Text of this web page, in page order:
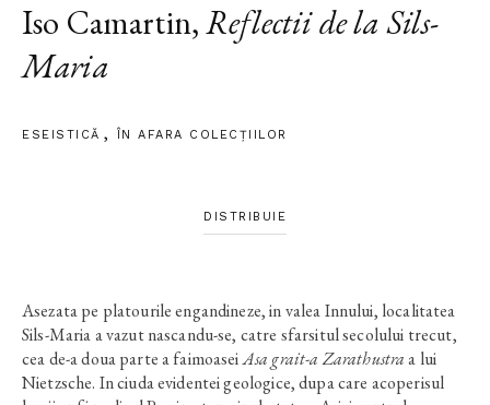
Iso Camartin,Reflectii de la Sils-
Maria
ESEISTICĂ ÎN AFARA COLECŢIILOR
DISTRIBUIE
Asezata pe platourile engandineze, in valea Innului, localitatea
Sils-Maria a vazut nascandu-se, catre sfarsitul secolului trecut,
cea de-a doua parte a faimoaseiAsa grait-a Zarathustraa lui
Nietzsche. In ciuda evidentei geologice, dupa care acoperisul